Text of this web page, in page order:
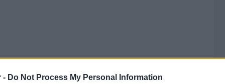
- Do Not Process My Personal Information